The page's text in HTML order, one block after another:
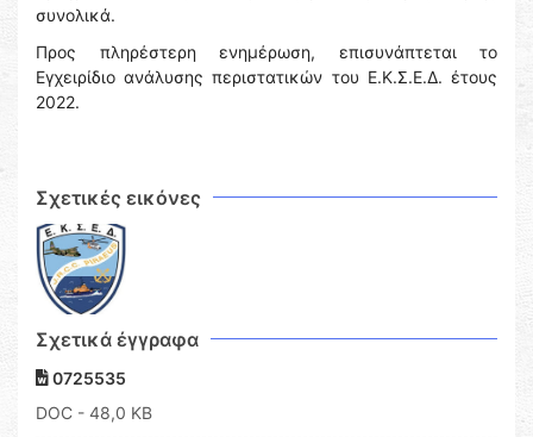
συνολικά.
Προς πληρέστερη ενημέρωση, επισυνάπτεται το
Εγχειρίδιο ανάλυσης περιστατικών του Ε.Κ.Σ.Ε.Δ. έτους
2022.
Σχετικές εικόνες
Σχετικά έγγραφα
0725535
DOC - 48,0 KB